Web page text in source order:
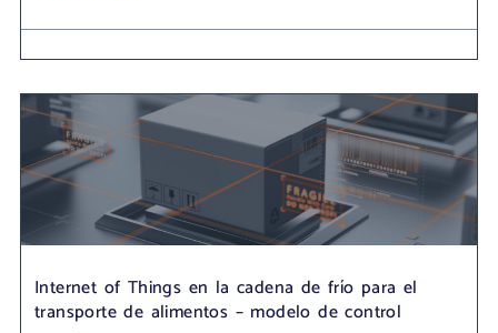
Internet of Things en la cadena de frío para el
transporte de alimentos – modelo de control